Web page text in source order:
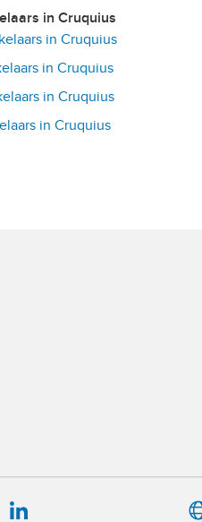
in Cruquius
in Cruquius
in Cruquius
in Cruquius
in Cruquius